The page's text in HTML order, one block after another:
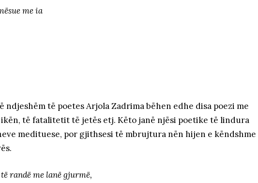
me ia
ndjeshëm të poetes Arjola Zadrima bëhen edhe disa poezi me
të fatalitetit të jetës etj. Këto janë njësi poetike të lindura
medituese, por gjithsesi të mbrujtura nën hijen e këndshme
të randë me lanë gjurmë,